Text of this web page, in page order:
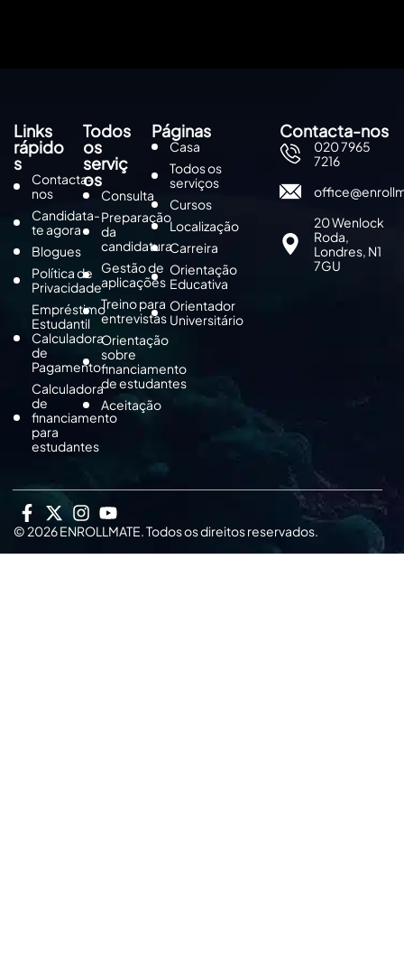
Links
rápido
s
Contacta-
nos
Candidata-
te agora
Blogues
Política de
Privacidade
Empréstimo
Estudantil
Calculadora
de
Pagamento
Calculadora
de
financiamento
para
estudantes
Todos
os
serviç
os
Consulta
Preparação
da
candidatura
Gestão de
aplicações
Treino para
entrevistas
Orientação
sobre
financiamento
de estudantes
Aceitação
Páginas
Casa
Todos os
serviços
Cursos
Localização
Carreira
Orientação
Educativa
Orientador
Universitário
Contacta-nos
020 7965
7216
20 Wenlock
Roda,
Londres, N1
7GU
© 2026 ENROLLMATE. Todos os direitos reservados.